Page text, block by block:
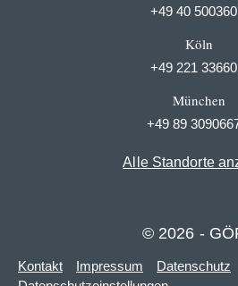
+49 40
Köln
+49 221
München
+49 89
Alle Standorte
© 2026 -
Kontakt Impressum
Datenschutz